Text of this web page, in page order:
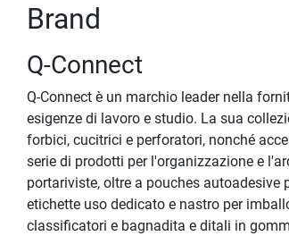
Brand
Q-Connect
Q-Connect è un marchio leader nella
esigenze di lavoro e studio. La sua
forbici, cucitrici e perforatori, nonché
serie di prodotti per l'organizzazione e
portariviste, oltre a pouches
etichette uso dedicato e nastro per
classificatori e bagnadita e ditali in